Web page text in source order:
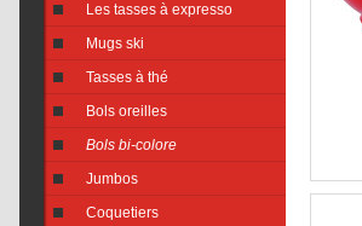
Les tasses à expresso
Mugs ski
Tasses à thé
Bols oreilles
Bols bi-colore
Jumbos
Coquetiers